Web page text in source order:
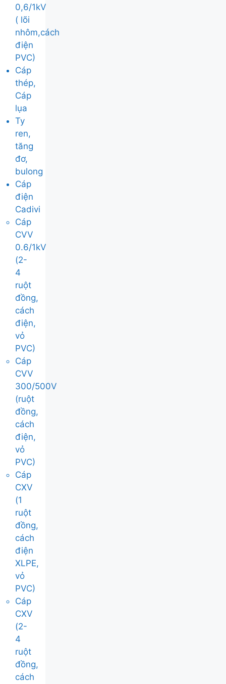
0,6/1kV
( lõi
nhôm,cách
điện
PVC)
Cáp
thép,
Cáp
lụa
Ty
ren,
tăng
đơ,
bulong
Cáp
điện
Cadivi
Cáp
CVV
0.6/1kV
(2-
4
ruột
đồng,
cách
điện,
vỏ
PVC)
Cáp
CVV
300/500V
(ruột
đồng,
cách
điện,
vỏ
PVC)
Cáp
CXV
(1
ruột
đồng,
cách
điện
XLPE,
vỏ
PVC)
Cáp
CXV
(2-
4
ruột
đồng,
cách